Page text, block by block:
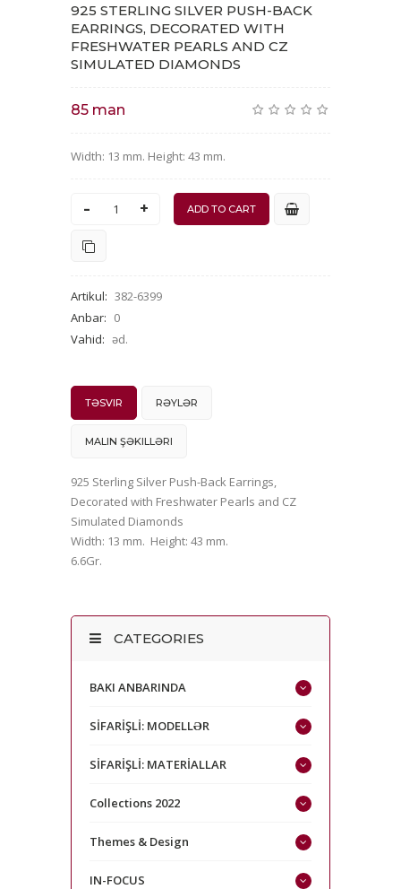
925 STERLING SILVER PUSH-BACK
EARRINGS, DECORATED WITH
FRESHWATER PEARLS AND CZ
SIMULATED DIAMONDS
85 man
Width: 13 mm. Height: 43 mm.
- +
Artikul: 382-6399
Anbar: 0
Vahid: əd.
TƏSVIR RƏYLƏR
MALIN ŞƏKILLƏRI
925 Sterling Silver Push-Back Earrings,
Decorated with Freshwater Pearls and CZ
Simulated Diamonds
Width: 13 mm. Height: 43 mm.
6.6Gr.
CATEGORIES
BAKI ANBARINDA
SİFARİŞLİ: MODELLƏR
SİFARİŞLİ: MATERİALLAR
Collections 2022
Themes & Design
IN-FOCUS